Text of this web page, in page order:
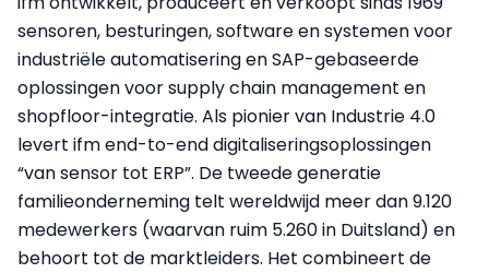
sensoren, besturingen, software en systemen voor
industriële automatisering en SAP-gebaseerde
oplossingen voor supply chain management en
shopfloor-integratie. Als pionier van Industrie 4.0
levert ifm end-to-end digitaliseringsoplossingen
“van sensor tot ERP”. De tweede generatie
familieonderneming telt wereldwijd meer dan 9.120
medewerkers (waarvan ruim 5.260 in Duitsland) en
behoort tot de marktleiders. Het combineert de